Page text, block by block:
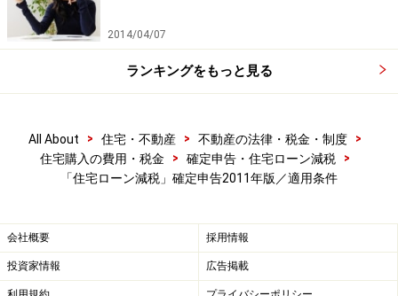
耐震基準適合証明書は、中古住宅の売り主が建築士や指
定確認検査機関、あるいは、指定住宅性能評価機関に依
頼し、耐震診断を受けて耐震基準をクリアした建物に対
して発行されます。そのため、購入を希望する住戸が
を“すでに”取得している中古マンションかどうか、売買
契約前に確認しておくことが必要です。引き渡しを受け
の場合には注意してください。
2014/04/07
ランキングをもっと見る
All About > 住宅・不動産 > 不動産の法律・税金・制度
>
住宅購入の費用・税金
> 確定申告・住宅ローン減税
>
「住宅ローン減税」確定申告2011年版／適用条件
会社概要 採用情報
投資家情報 広告掲載